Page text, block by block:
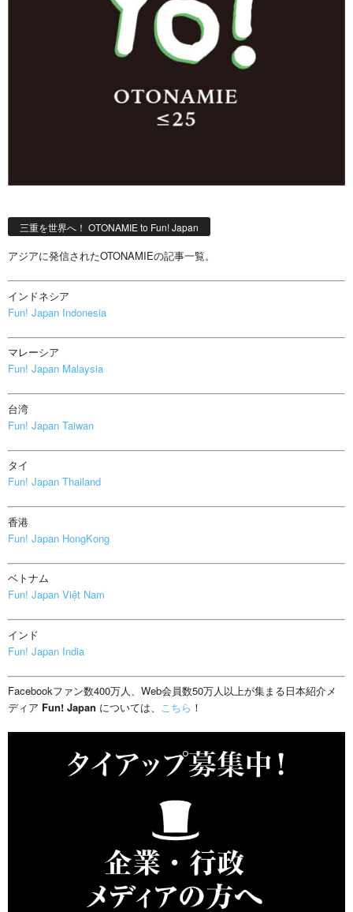
三重を世界へ！ OTONAMIE to Fun! Japan
アジアに発信されたOTONAMIEの記事一覧。
インドネシア
Fun! Japan Indonesia
マレーシア
Fun! Japan Malaysia
台湾
Fun! Japan Taiwan
タイ
Fun! Japan Thailand
香港
Fun! Japan HongKong
ベトナム
Fun! Japan Việt Nam
インド
Fun! Japan India
Facebookファン数400万人、Web会員数50万人以上が集まる日本紹介メ
ディア Fun! Japan については、 こちら ！